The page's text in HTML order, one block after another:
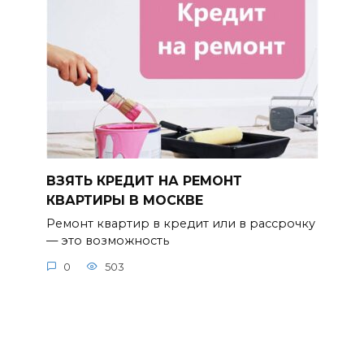
ВЗЯТЬ КРЕДИТ НА РЕМОНТ
КВАРТИРЫ В МОСКВЕ
Ремонт квартир в кредит или в рассрочку
— это возможность
0 503